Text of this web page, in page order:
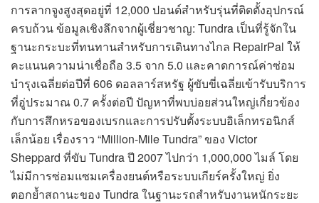
การลากจูงสูงสุดอยู่ที่ 12,000 ปอนด์สำหรับรุ่นที่ติดตั้งอุปกรณ์
ครบถ้วน ข้อมูลเชิงลึกจากผู้เชี่ยวชาญ: Tundra เป็นที่รู้จักใน
ฐานะกระบะที่ทนทานสำหรับการเดินทางไกล RepairPal ให้
คะแนนความน่าเชื่อถือ 3.5 จาก 5.0 และคาดการณ์ค่าซ่อม
บำรุงเฉลี่ยต่อปีที่ 606 ดอลลาร์สหรัฐ ผู้ขับขี่เฉลี่ยเข้ารับบริการ
ที่อู่ประมาณ 0.7 ครั้งต่อปี ปัญหาที่พบบ่อยส่วนใหญ่เกี่ยวข้อง
กับการสึกหรอของเบรกและการปรับตั้งระบบอิเล็กทรอนิกส์
เล็กน้อย เรื่องราว “Million-Mile Tundra” ของ Victor
Sheppard ที่ขับ Tundra ปี 2007 ไปกว่า 1,000,000 ไมล์ โดย
ไม่มีการซ่อมแซมเครื่องยนต์หรือระบบเกียร์ครั้งใหญ่ ยิ่ง
ตอกย้ำสถานะของ Tundra ในฐานะรถสำหรับงานหนักระยะ